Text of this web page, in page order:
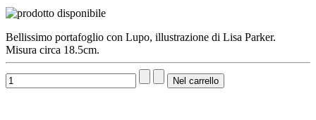
Bellissimo portafoglio con Lupo, illustrazione di Lisa Parker.
Misura circa 18.5cm.